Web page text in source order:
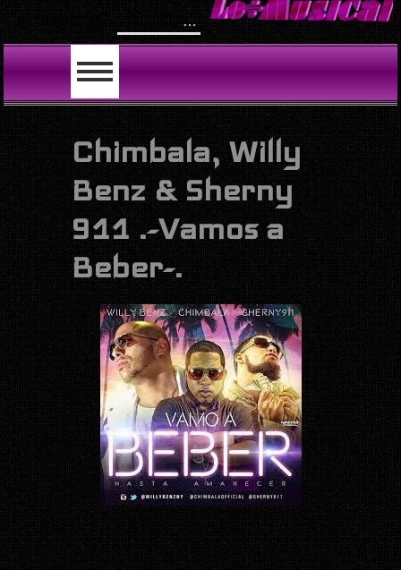
LO ÚLTIMO ‘Scooby’: Ariel de Cuba monta el lío del año con La Muñeka, S.B.S., Kiko y Fran
Chimbala, Willy
Benz & Sherny
911 .-Vamos a
Beber-.